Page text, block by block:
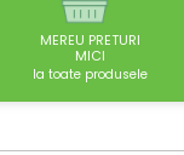
MAINI -
MEREU PRETURI
MICI
la toate produsele